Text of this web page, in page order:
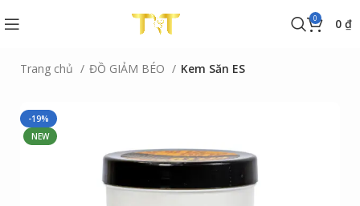
0 0 ₫
Trang chủ ĐỒ GIẢM BÉO Kem Săn ES
-19%
NEW